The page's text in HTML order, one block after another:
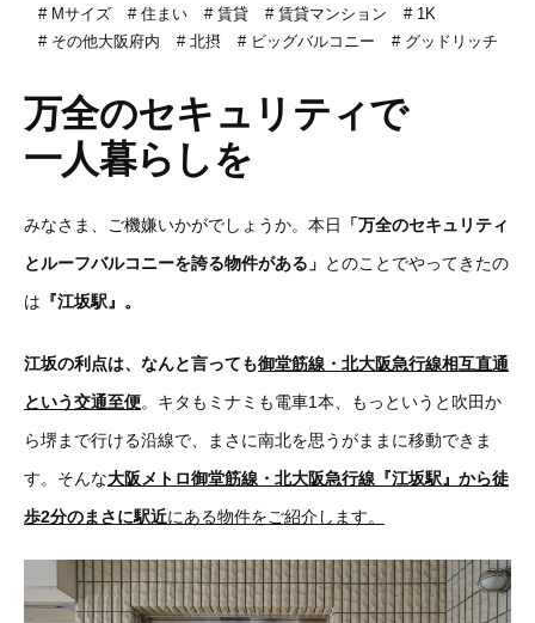
Mサイズ 住まい 賃貸 賃貸マンション
1K
その他大阪府内
北摂 ビッグバルコニー グッドリッチ
万全のセキュリティで
一人暮らしを
みなさま、ご機嫌いかがでしょうか。本日
「万全のセキュリティ
とルーフバルコニーを誇る物件がある」 とのことでやってきたの
は 『江坂駅』。
江坂の利点は、なんと言っても御堂筋線・北大阪急行線相互直通
という交通至便。キタもミナミも電車1本、もっというと吹田か
ら堺まで行ける沿線で、まさに南北を思うがままに移動できま
す。そんな大阪メトロ御堂筋線・北大阪急行線 『江坂駅』 から徒
歩2分のまさに駅近にある物件をご紹介します。